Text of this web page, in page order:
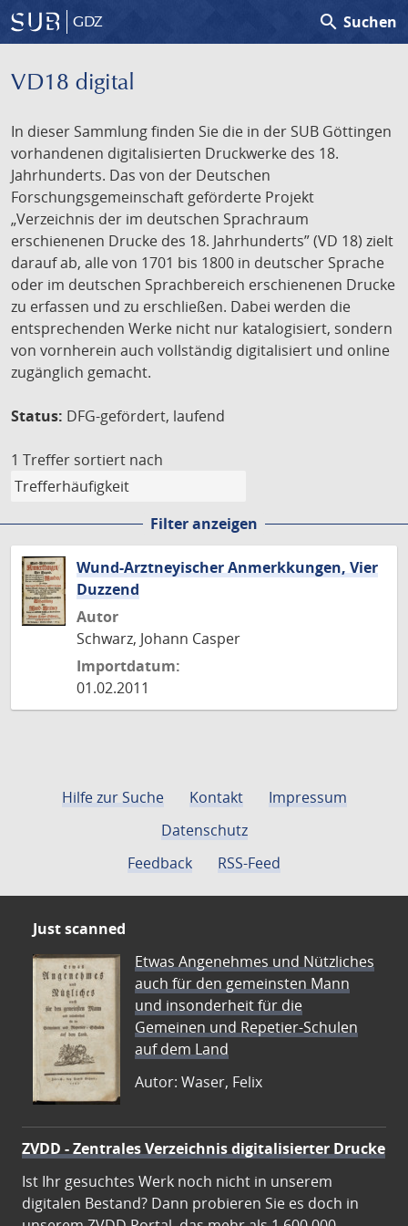
GDZ search Suchen
VD18 digital
In dieser Sammlung finden Sie die in der SUB Göttingen
vorhandenen digitalisierten Druckwerke des 18.
Jahrhunderts. Das von der Deutschen
Forschungsgemeinschaft geförderte Projekt
„Verzeichnis der im deutschen Sprachraum
erschienenen Drucke des 18. Jahrhunderts” (VD 18) zielt
darauf ab, alle von 1701 bis 1800 in deutscher Sprache
oder im deutschen Sprachbereich erschienenen Drucke
zu erfassen und zu erschließen. Dabei werden die
entsprechenden Werke nicht nur katalogisiert, sondern
von vornherein auch vollständig digitalisiert und online
zugänglich gemacht.
Status: DFG-gefördert, laufend
1 Treffer sortiert nach
Filter anzeigen
Wund-Arztneyischer Anmerkkungen, Vier
Duzzend
Autor
Schwarz, Johann Casper
Importdatum:
01.02.2011
Hilfe zur Suche Kontakt
Impressum
Datenschutz
Feedback
RSS-Feed
Just scanned
Etwas Angenehmes und Nützliches
auch für den gemeinsten Mann
und insonderheit für die
Gemeinen und Repetier-Schulen
auf dem Land
Autor: Waser, Felix
ZVDD - Zentrales Verzeichnis digitalisierter Drucke
Ist Ihr gesuchtes Werk noch nicht in unserem
digitalen Bestand? Dann probieren Sie es doch in